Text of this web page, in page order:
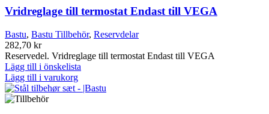
Vridreglage till termostat Endast till VEGA
Bastu, Bastu Tillbehör, Reservdelar
282,70 kr
Reservedel. Vridreglage till termostat Endast till VEGA
Lägg till i önskelista
Lägg till i varukorg